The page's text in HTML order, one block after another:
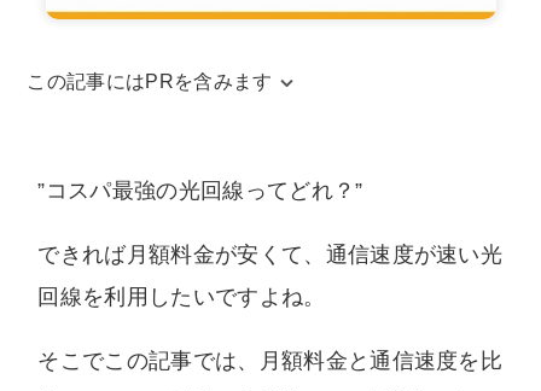
この記事にはPRを含みます
トを運営するための費用に充てられています。
また、コンテンツの内容やランキング比較結果
だける情報を提供します。
”コスパ最強の光回線ってどれ？”
できれば月額料金が安くて、通信速度が速い光
回線を利用したいですよね。
そこでこの記事では、月額料金と通信速度を比